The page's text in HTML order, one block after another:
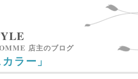
店主のブログ
ラー」